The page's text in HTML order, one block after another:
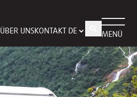
ÜBER UNSKONTAKT MENÜ